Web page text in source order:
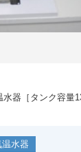
水器［タンク容
水器